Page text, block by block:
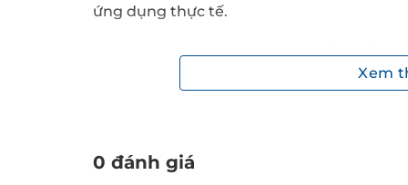
ứng dụng thực tế.
Với kết cấu thép hàn điểm chắc chắn
thả rơi hay va chạm mạnh sẽ ảnh
Hàng hoá để trên pallet cần được đóng
Xem
0 đánh giá